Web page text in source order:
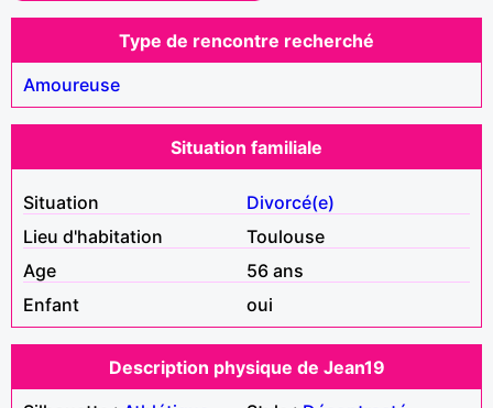
Type de rencontre recherché
Amoureuse
Situation familiale
Situation
Divorcé(e)
Lieu d'habitation
Toulouse
Age
56 ans
Enfant
oui
Description physique de Jean19